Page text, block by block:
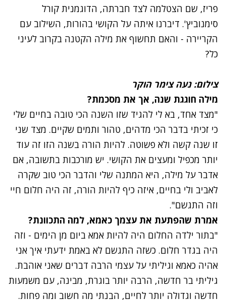
פריז, שם הצטלמה לצד חברתה, הדוגמנית קורל
סימנוביץ'. דיברנו איתה על הקושי בהורות, השילוב עם
הקריירה - והאם תחשוף את מילה הקטנה בקרוב לעיני
כל?
נתקלנו בבעיה
נסה שוב
צילום: נעה צימר הוקר
מילה חוגגת שנה, אך את מסכמת?
"מצד אחד, בא לי להגיד שזו השנה הכי טובה בחיים שלי
כי זכיתי בדבר הכי מדהים, טהור ותמים שקיים. מצד שני
זו שנה קשה ולא פשוטה. להיות הורה בשנה הזו זה עוד
יותר מכפיל ומעצים את הקושי. יש מורכבות בתשובה, אם
אדבר על מילה, היא המתנה שלי והדבר הכי טוב שקרה
לאביב ולי בחיים, איזה כיף להיות הורה, זה היה חלום חיי
וזה התגשם".
אמרת שהפתעת את עצמך כאמא, למה התכוונת?
"בתור ילדה החלום היה להיות אמא ביום מן הימים - וזה
היה בגדר חלום. כשזה התגשם לא באמת ידעתי איך אני
אהיה כאמא וגיליתי על עצמי הרבה דברים שאני אוהבת.
גיליתי בר חדשה, הרבה יותר בוגרת, מבינה, עם משמעות
חדשה וגדולה יותר לחיים, הבנתי מה חשוב ומה פחות.